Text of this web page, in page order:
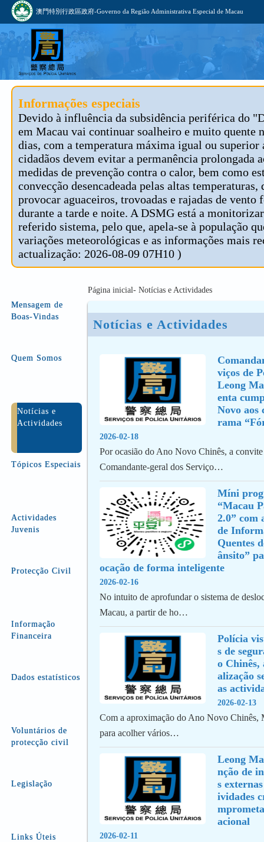
澳門特別行政區政府-Governo da Região Administrativa Especial de Macau
Informações especiais
Devido à influência da subsidência periférica do
em Macau vai continuar soalheiro e muito quente
dias, com a temperatura máxima igual ou superior
cidadãos devem evitar a permanência prolongada
medidas de prevenção contra o calor, bem como
convecção desencadeada pelas altas temperaturas,
provocar aguaceiros, trovoadas e rajadas de vento
durante a tarde e noite. A DSMG está a
referido sistema, pelo que, apela-se à população
variações meteorológicas e as informações mais
actualização: 2026-08-09 07H10 )
Mensagem de
Boas-Vindas
Quem Somos
Notícias e
Actividades
Tópicos Especiais
Actividades
Juvenis
Protecção Civil
Informação
Financeira
Dados estatísticos
Voluntários de
protecção civil
Legislação
Links Úteis
Página inicial- Notícias e Actividades
Notícias e Actividades
viços de
Leong
enta
Novo aos
rama
2026-02-18
Por ocasião do Ano Novo Chinês, a
Comandante-geral dos Serviço…
Míni
“Macau
2.0” com
de
Quentes
ânsito”
ocação de forma inteligente
2026-02-16
No intuito de aprofundar o sistema de
Macau, a partir de ho…
Polícia
s de
o Chinês,
alização
as
2026-02-13
Com a aproximação do Ano Novo Chinês,
para acolher vários…
Leong
nção de
s
ividades
acional
2026-02-11